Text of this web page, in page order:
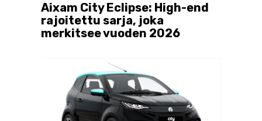
Aixam City Eclipse: High-end
rajoitettu sarja, joka
merkitsee vuoden 2026